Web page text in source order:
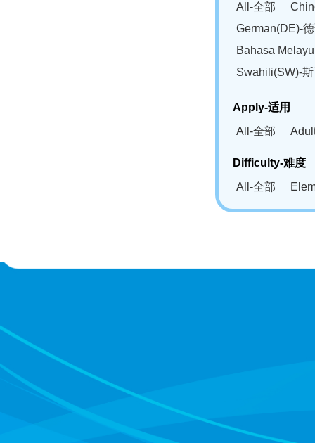
All-全部
German(DE)-
Bahasa
Swahili(SW)-
Apply-适用
All-全部
Difficulty-难度
All-全部